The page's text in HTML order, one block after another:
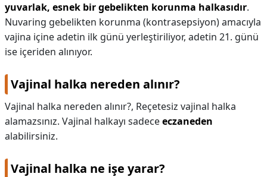
yuvarlak, esnek bir gebelikten korunma halkasıdır.
Nuvaring gebelikten korunma (kontrasepsiyon) amacıyla
vajina içine adetin ilk günü yerleştiriliyor, adetin 21. günü
ise içeriden alınıyor.
Vajinal halka nereden alınır?
Vajinal halka nereden alınır?, Reçetesiz vajinal halka
alamazsınız. Vajinal halkayı sadeceeczaneden
alabilirsiniz.
Vajinal halka ne işe yarar?